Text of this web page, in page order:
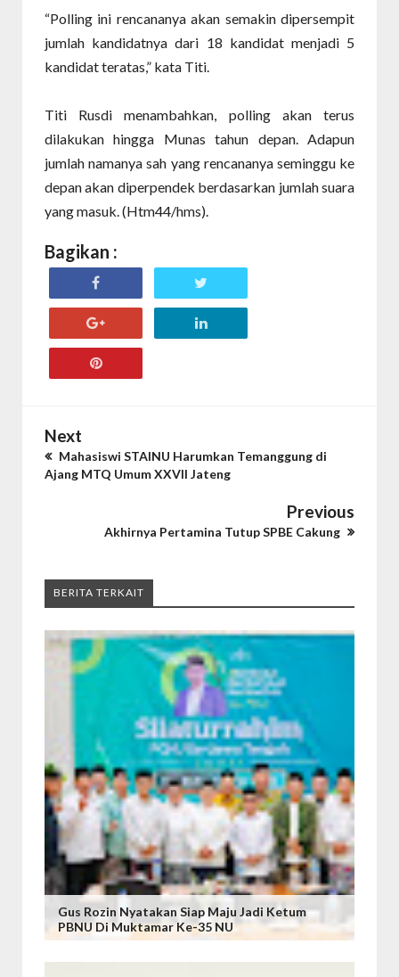
“Polling ini rencananya akan semakin dipersempit
jumlah kandidatnya dari 18 kandidat menjadi 5
kandidat teratas,” kata Titi.
Titi Rusdi menambahkan, polling akan terus
dilakukan hingga Munas tahun depan. Adapun
jumlah namanya sah yang rencananya seminggu ke
depan akan diperpendek berdasarkan jumlah suara
yang masuk. (Htm44/hms).
Bagikan :
Next
Mahasiswi STAINU Harumkan Temanggung di
Ajang MTQ Umum XXVII Jateng
Previous
Akhirnya Pertamina Tutup SPBE Cakung
BERITA TERKAIT
Gus Rozin Nyatakan Siap Maju Jadi Ketum
PBNU Di Muktamar Ke-35 NU